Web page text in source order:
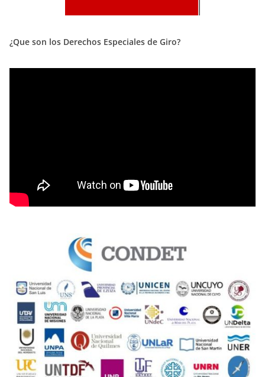
¿Que son los Derechos Especiales de Giro?